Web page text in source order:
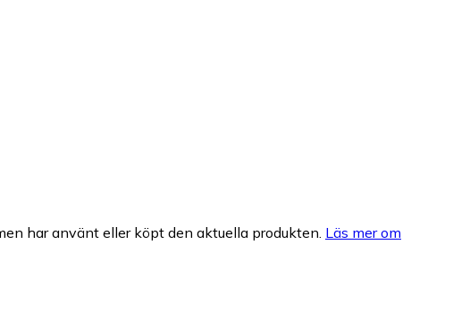
har använt eller köpt den aktuella produkten. Läs mer om